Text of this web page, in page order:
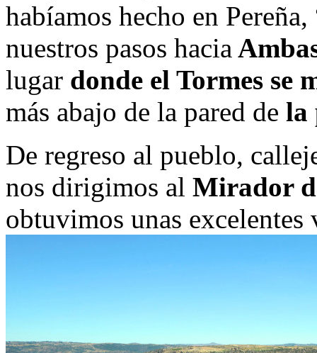
habíamos hecho en
nuestros pasos hacia
lugar donde el Tormes se
más abajo de la pared de la
De regreso al pueblo,
nos dirigimos al Mirador
obtuvimos unas